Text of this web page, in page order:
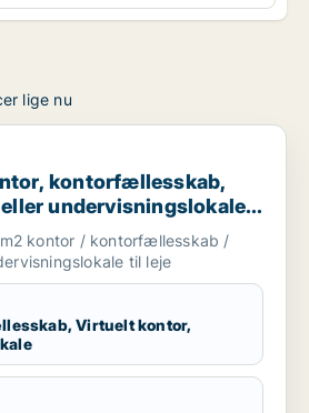
lige nu
kontorfællesskab, virtuelt kontor eller
kontorfællesskab,
undervisningslokale
Egtved eller Viuf m.fl.
kontor / kontorfællesskab /
til leje
Virtuelt kontor,